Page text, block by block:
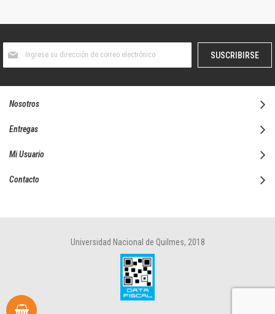
boletín
SUSCRIBIRSE
Nosotros
Entregas
Mi Usuario
Contacto
Universidad Nacional de Quilmes, 2018